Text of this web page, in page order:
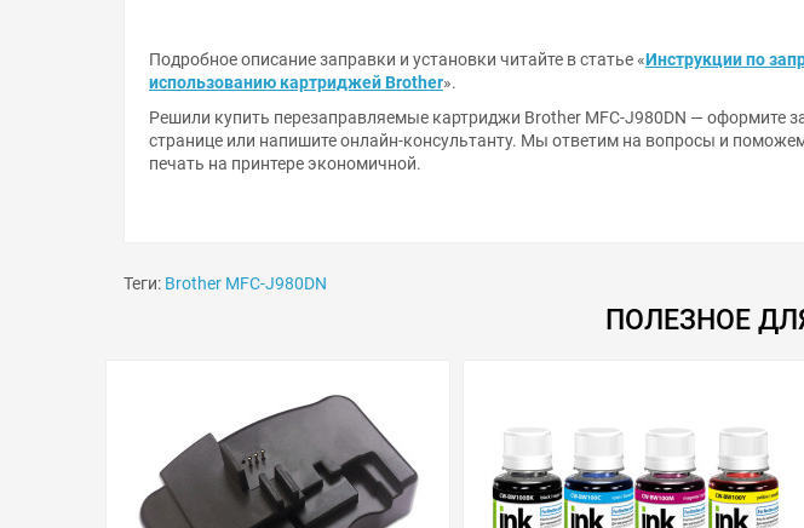
Подробное описание заправки и установки читайте в статье « Инструкции по
использованию картриджей Brother
Решили купить перезаправляемые картриджи Brother MFC-J980DN — оформите
странице или напишите онлайн-консультанту. Мы ответим на вопросы и поможем
печать на принтере экономичной.
Теги: Brother MFC-J980DN
ПОЛЕЗНОЕ